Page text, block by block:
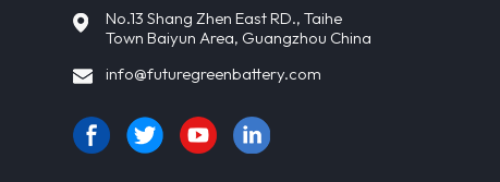
No.13 Shang Zhen East RD., Taihe
Town Baiyun Area, Guangzhou China
info@futuregreenbattery.com